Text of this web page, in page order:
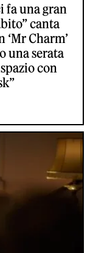
fa una gran
canta
‘Mr Charm’
una serata
con